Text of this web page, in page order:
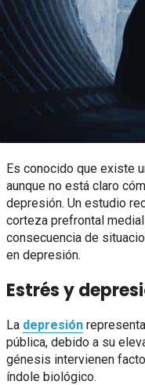
Es conocido que existe
aunque no está claro
depresión. Un estudio
corteza prefrontal
consecuencia de
en depresión.
Estrés y
La depresión
pública, debido a su
génesis intervienen
índole biológico.